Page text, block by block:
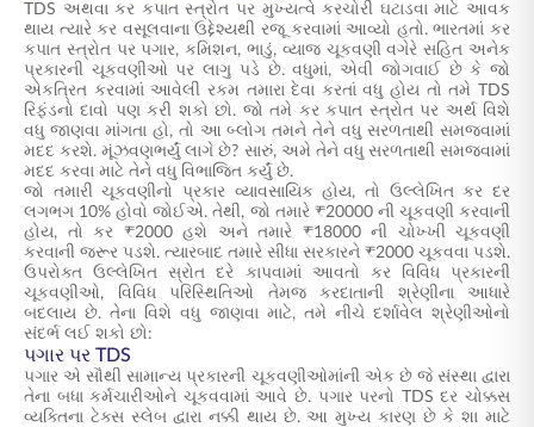
TDS અથવા કર કપાત સ્ત્રોત પર મુખ્યત્વે કરચોરી ઘટાડવા માટે આવક
થાય ત્યારે કર વસૂલવાના ઉદ્દેશ્યથી રજૂ કરવામાં આવ્યો હતો. ભારતમાં કર
કપાત સ્ત્રોત પર પગાર, કમિશન, ભાડું, વ્યાજ ચૂકવણી વગેરે સહિત અનેક
પ્રકારની ચૂકવણીઓ પર લાગુ પડે છે. વધુમાં, એવી જોગવાઈ છે કે જો
એકત્રિત કરવામાં આવેલી રકમ તમારા દેવા કરતાં વધુ હોય તો તમે TDS
રિફંડનો દાવો પણ કરી શકો છો. જો તમે કર કપાત સ્ત્રોત પર અર્થ વિશે
વધુ જાણવા માંગતા હો, તો આ બ્લોગ તમને તેને વધુ સરળતાથી સમજવામાં
મદદ કરશે. મૂંઝવણભર્યું લાગે છે? સારું, અમે તેને વધુ સરળતાથી સમજવામાં
મદદ કરવા માટે તેને વધુ વિભાજિત કર્યું છે.
જો તમારી ચૂકવણીનો પ્રકાર વ્યાવસાયિક હોય, તો ઉલ્લેખિત કર દર
લગભગ 10% હોવો જોઈએ. તેથી, જો તમારે ₹20000 ની ચૂકવણી કરવાની
હોય, તો કર ₹2000 હશે અને તમારે ₹18000 ની ચોખ્ખી ચૂકવણી
કરવાની જરૂર પડશે. ત્યારબાદ તમારે સીધા સરકારને ₹2000 ચૂકવવા પડશે.
ઉપરોક્ત ઉલ્લેખિત સ્રોત દરે કાપવામાં આવતો કર વિવિધ પ્રકારની
ચૂકવણીઓ, વિવિધ પરિસ્થિતિઓ તેમજ કરદાતાની શ્રેણીના આધારે
બદલાય છે. તેના વિશે વધુ જાણવા માટે, તમે નીચે દર્શાવેલ શ્રેણીઓનો
સંદર્ભ લઈ શકો છો:
પગાર પર TDS
પગાર એ સૌથી સામાન્ય પ્રકારની ચૂકવણીઓમાંની એક છે જે સંસ્થા દ્વારા
તેના બધા કર્મચારીઓને ચૂકવવામાં આવે છે. પગાર પરનો TDS દર ચોક્કસ
વ્યક્તિના ટેક્સ સ્લેબ દ્વારા નક્કી થાય છે. આ મુખ્ય કારણ છે કે શા માટે